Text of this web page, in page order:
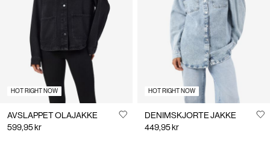
Norge
norsk
HOT RIGHT NOW
AVSLAPPET OLAJAKKE
599,95 kr
HOT RIGHT NOW
DENIMSKJORTE JAKKE
449,95 kr